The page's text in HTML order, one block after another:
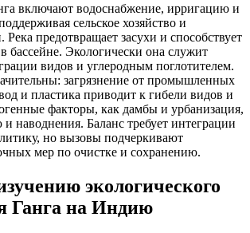
включают водоснабжение, ирригацию и
сельское хозяйство и
предотвращает засухи и способствует
бассейне. Экологически она служит
видов и углеродным поглотителем.
загрязнение от промышленных
и пластика приводит к гибели видов и
факторы, как дамбы и урбанизация,
наводнения. Баланс требует интеграции
но вызовы подчеркивают
мер по очистке и сохранению.
экологического
Ганга на Индию